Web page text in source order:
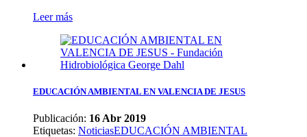
Leer más
EDUCACIÓN AMBIENTAL EN VALENCIA DE JESUS
Publicación: 16 Abr 2019
Etiquetas: NoticiasEDUCACIÓN AMBIENTAL